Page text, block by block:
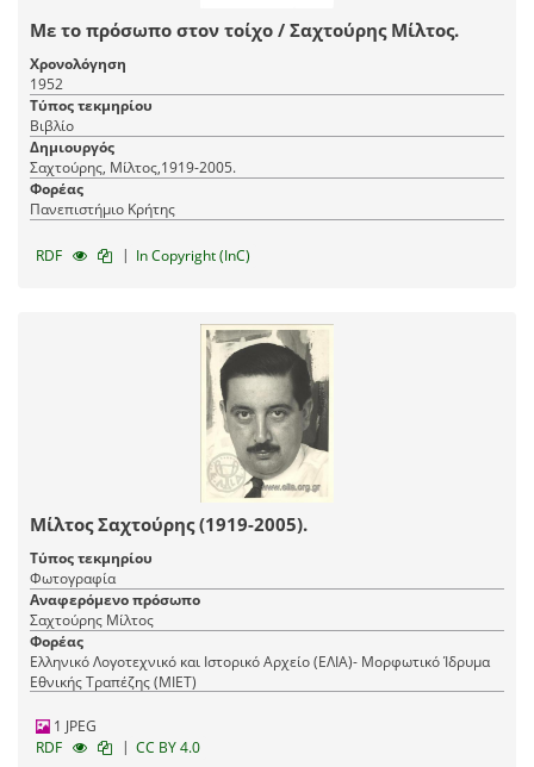
Με το πρόσωπο στον τοίχο / Σαχτούρης Μίλτος.
Χρονολόγηση
1952
Τύπος τεκμηρίου
Βιβλίο
Δημιουργός
Σαχτούρης, Μίλτος,1919-2005.
Φορέας
Πανεπιστήμιο Κρήτης
RDF | In Copyright (InC)
Μίλτος Σαχτούρης (1919-2005).
Τύπος τεκμηρίου
Φωτογραφία
Αναφερόμενο πρόσωπο
Σαχτούρης Μίλτος
Φορέας
Ελληνικό Λογοτεχνικό και Ιστορικό Αρχείο (ΕΛΙΑ)- Μορφωτικό Ίδρυμα
Εθνικής Τραπέζης (ΜΙΕΤ)
1 JPEG
RDF
| CC BY 4.0